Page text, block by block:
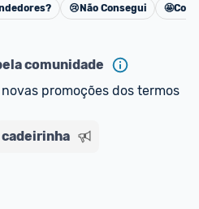
Cancelar
😢 Não Consegui 🤩
comunidade
promoções dos termos
cadeirinha